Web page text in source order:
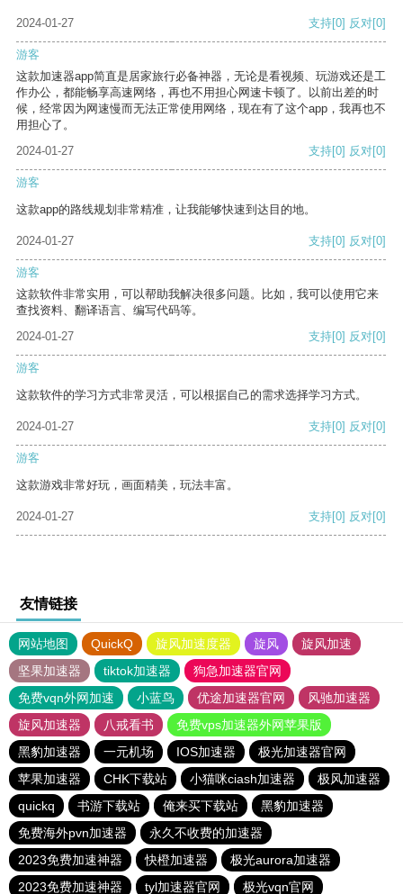
2024-01-27 支持[0] 反对[0]
游客
这款加速器app简直是居家旅行必备神器，无论是看视频、玩游戏还是工
作办公，都能畅享高速网络，再也不用担心网速卡顿了。以前出差的时
候，经常因为网速慢而无法正常使用网络，现在有了这个app，我再也不
用担心了。
2024-01-27
支持[0] 反对[0]
游客
这款app的路线规划非常精准，让我能够快速到达目的地。
2024-01-27 支持[0] 反对[0]
游客
这款软件非常实用，可以帮助我解决很多问题。比如，我可以使用它来
查找资料、翻译语言、编写代码等。
2024-01-27
支持[0] 反对[0]
游客
这款软件的学习方式非常灵活，可以根据自己的需求选择学习方式。
2024-01-27 支持[0] 反对[0]
游客
这款游戏非常好玩，画面精美，玩法丰富。
2024-01-27 支持[0] 反对[0]
友情链接
网站地图 QuickQ 旋风加速度器 旋风
旋风加速
坚果加速器
tiktok加速器
狗急加速器官网
免费vqn外网加速
小蓝鸟 优途加速器官网
风驰加速器
旋风加速器
八戒看书
免费vps加速器外网苹果版
黑豹加速器
一元机场 IOS加速器
极光加速器官网
苹果加速器
CHK下载站 小猫咪ciash加速器
极风加速器
quickq
书游下载站 俺来买下载站
黑豹加速器
免费海外pvn加速器
永久不收费的加速器
2023免费加速神器
快橙加速器
极光aurora加速器
2023免费加速神器
tyl加速器官网 极光vqn官网